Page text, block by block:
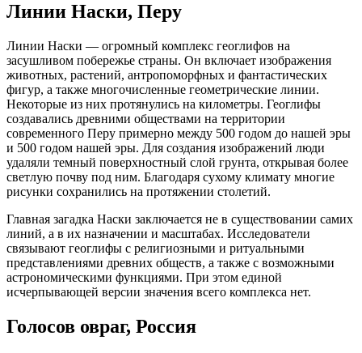
Линии Наски, Перу
Линии Наски — огромный комплекс геоглифов на
засушливом побережье страны. Он включает изображения
животных, растений, антропоморфных и фантастических
фигур, а также многочисленные геометрические линии.
Некоторые из них протянулись на километры. Геоглифы
создавались древними обществами на территории
современного Перу примерно между 500 годом до нашей эры
и 500 годом нашей эры. Для создания изображений люди
удаляли темный поверхностный слой грунта, открывая более
светлую почву под ним. Благодаря сухому климату многие
рисунки сохранились на протяжении столетий.
Главная загадка Наски заключается не в существовании самих
линий, а в их назначении и масштабах. Исследователи
связывают геоглифы с религиозными и ритуальными
представлениями древних обществ, а также с возможными
астрономическими функциями. При этом единой
исчерпывающей версии значения всего комплекса нет.
Голосов овраг, Россия